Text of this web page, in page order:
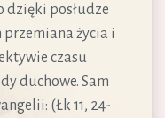
dzięki posłudze
przemiana życia i
czasu
duchowe. Sam
(Łk 11, 24-